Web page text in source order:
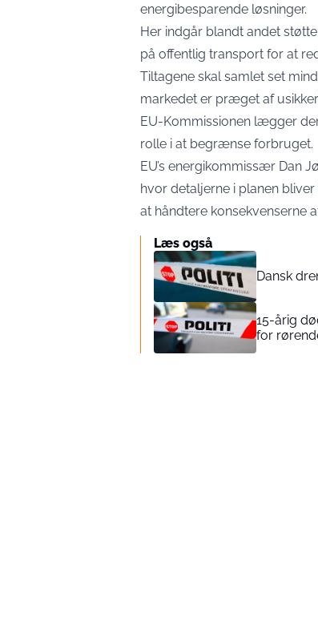
energibesparende løsninger.
Her indgår blandt andet
på offentlig transport for at
Tiltagene skal samlet set
markedet er præget af
EU-Kommissionen lægger
rolle i at begrænse forbruget.
EU’s energikommissær Dan
hvor detaljerne i planen
at håndtere konsekvenserne
Læs også
Dansk
15-årig
for